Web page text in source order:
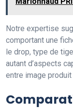
Notre expertise
comportant une
le drop, type de
autant d’aspects
entre image